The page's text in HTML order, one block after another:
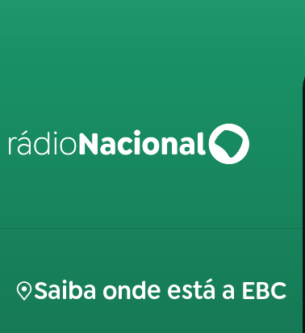
Saiba onde está a EBC